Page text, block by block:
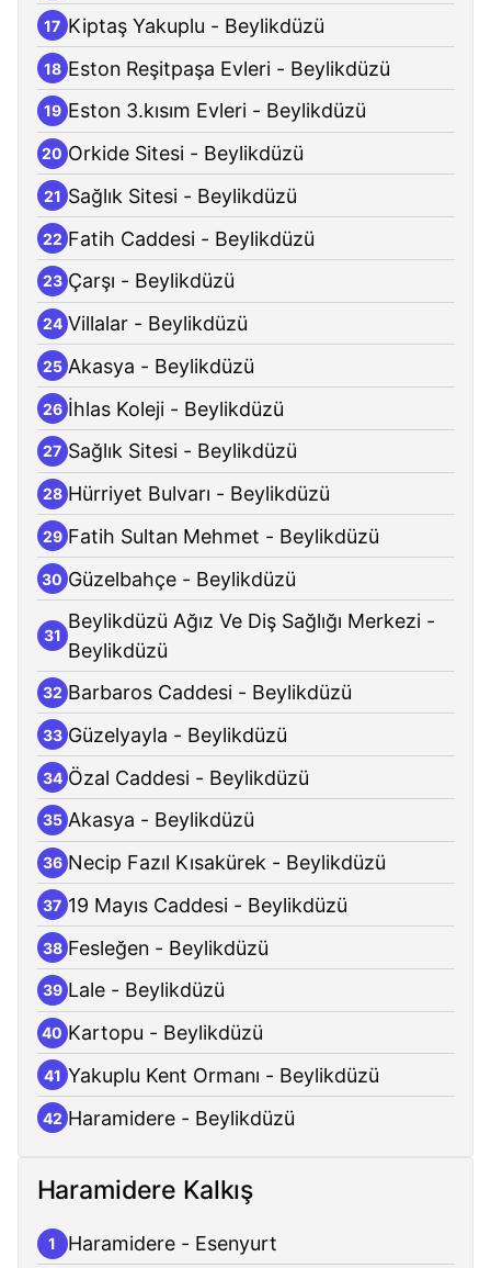
17 Kiptaş Yakuplu - Beylikdüzü
18 Eston Reşitpaşa Evleri - Beylikdüzü
19 Eston 3.kısım Evleri - Beylikdüzü
20 Orkide Sitesi - Beylikdüzü
21 Sağlık Sitesi - Beylikdüzü
22 Fatih Caddesi - Beylikdüzü
23 Çarşı - Beylikdüzü
24 Villalar - Beylikdüzü
25 Akasya - Beylikdüzü
26 İhlas Koleji - Beylikdüzü
27 Sağlık Sitesi - Beylikdüzü
28 Hürriyet Bulvarı - Beylikdüzü
29 Fatih Sultan Mehmet - Beylikdüzü
30 Güzelbahçe - Beylikdüzü
31
Beylikdüzü Ağız Ve Diş Sağlığı Merkezi -
Beylikdüzü
32 Barbaros Caddesi - Beylikdüzü
33 Güzelyayla - Beylikdüzü
34 Özal Caddesi - Beylikdüzü
35 Akasya - Beylikdüzü
36 Necip Fazıl Kısakürek - Beylikdüzü
37 19 Mayıs Caddesi - Beylikdüzü
38 Fesleğen - Beylikdüzü
39 Lale - Beylikdüzü
40 Kartopu - Beylikdüzü
41 Yakuplu Kent Ormanı - Beylikdüzü
42 Haramidere - Beylikdüzü
Haramidere Kalkış
1 Haramidere - Esenyurt